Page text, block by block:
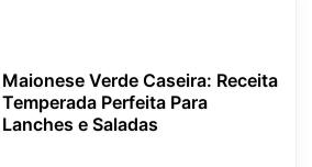
Maionese Verde Caseira: Receita
Temperada Perfeita Para
Lanches e Saladas